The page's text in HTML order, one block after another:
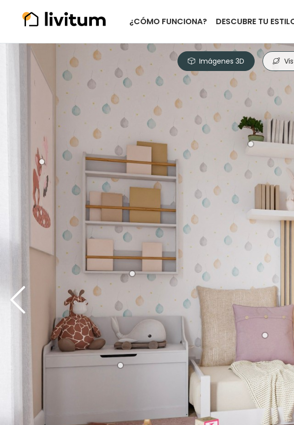
¿CÓMO FUNCIONA? DESCUBRE TU
Imágenes 3D